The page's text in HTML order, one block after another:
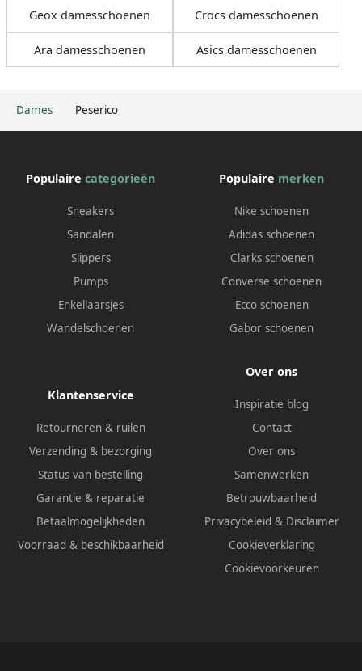
Dames Peserico
Geox damesschoenen Crocs damesschoenen
Ara damesschoenen Asics damesschoenen
Populaire categorieën
Sneakers
Sandalen
Slippers
Pumps
Enkellaarsjes
Wandelschoenen
Populaire merken
Nike schoenen
Adidas schoenen
Clarks schoenen
Converse schoenen
Ecco schoenen
Gabor schoenen
Klantenservice
Retourneren & ruilen
Verzending & bezorging
Status van bestelling
Garantie & reparatie
Betaalmogelijkheden
Voorraad & beschikbaarheid
Over ons
Inspiratie blog
Contact
Over ons
Samenwerken
Betrouwbaarheid
Privacybeleid & Disclaimer
Cookieverklaring
Cookievoorkeuren